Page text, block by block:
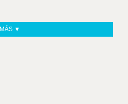
MÁS ▼